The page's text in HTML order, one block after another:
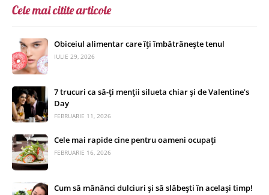
Cele mai citite articole
Obiceiul alimentar care îți îmbătrânește tenul
IULIE 29, 2026
7 trucuri ca să-ți menții silueta chiar și de Valentine’s
Day
FEBRUARIE 11, 2026
Cele mai rapide cine pentru oameni ocupați
FEBRUARIE 16, 2026
Cum să mănânci dulciuri și să slăbești în același timp!